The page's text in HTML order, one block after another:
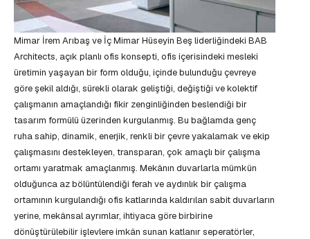
Mimar İrem Arıbaş ve İç Mimar Hüseyin Beş liderliğindeki BAB
Architects, açık planlı ofis konsepti, ofis içerisindeki mesleki
üretimin yaşayan bir form olduğu, içinde bulunduğu çevreye
göre şekil aldığı, sürekli olarak geliştiği, değiştiği ve kolektif
çalışmanın amaçlandığı fikir zenginliğinden beslendiği bir
tasarım formülü üzerinden kurgulanmış. Bu bağlamda genç
ruha sahip, dinamik, enerjik, renkli bir çevre yakalamak ve ekip
çalışmasını destekleyen, transparan, çok amaçlı bir çalışma
ortamı yaratmak amaçlanmış. Mekânın duvarlarla mümkün
olduğunca az bölüntülendiği ferah ve aydınlık bir çalışma
ortamının kurgulandığı ofis katlarında kaldırılan sabit duvarların
yerine, mekânsal ayrımlar, ihtiyaca göre birbirine
dönüştürülebilir işlevlere imkân sunan katlanır seperatörler,